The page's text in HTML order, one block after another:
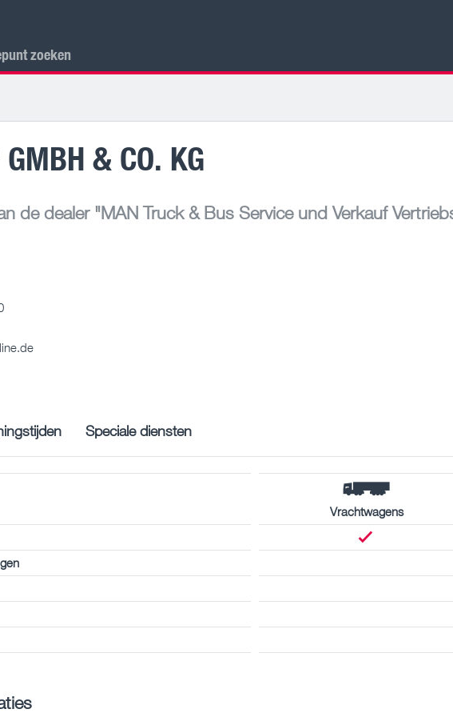
zoeken
& CO. KG
de dealer"MAN Truck & Bus Service und Verkauf
Speciale diensten
Vrachtwagens